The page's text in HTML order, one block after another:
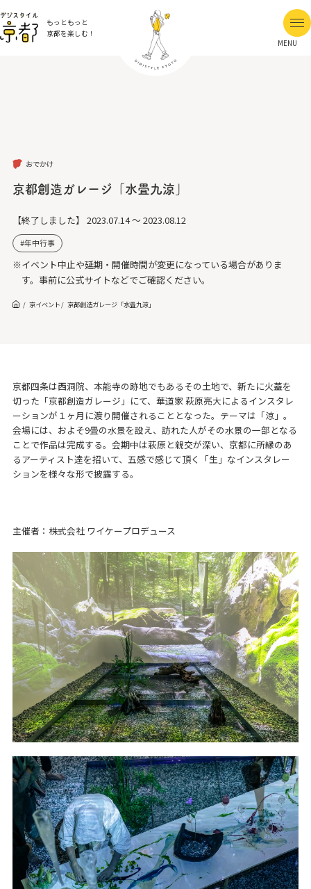
もっともっと
京都を楽しむ！
MENU
おでかけ
京都創造ガレージ「水畳九涼」
【終了しました】 2023.07.14 ～ 2023.08.12
年中行事
※イベント中止や延期・開催時間が変更になっている場合がありま
す。事前に公式サイトなどでご確認ください。
京イベント 京都創造ガレージ「水畳九涼」
京都四条は⻄洞院、本能寺の跡地でもあるその⼟地で、新たに⽕蓋を
切った「京都創造ガレージ」にて、華道家 萩原亮⼤によるインスタレ
ーションが１ヶ⽉に渡り開催されることとなった。テーマは「涼」。
会場には、およそ9畳の⽔景を設え、訪れた⼈がその⽔景の⼀部となる
ことで作品は完成する。会期中は萩原と親交が深い、京都に所縁のあ
るアーティスト達を招いて、五感で感じて頂く「⽣」なインスタレー
ションを様々な形で披露する。
主催者：株式会社 ワイケープロデュース